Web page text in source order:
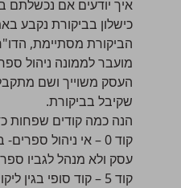
איך יודעים אם נכשלתם
כישלון בביקורת נקבע
הביקורת מסתיימת,
מועבר לממונה ניהול
העסק משוייך ושם
שקיבל בביקורת.
הנה כמה קודים שפחות
קוד 0 – אי ניהול
עסק ולא מנהל לגביו
קוד 5 – קוד סופי